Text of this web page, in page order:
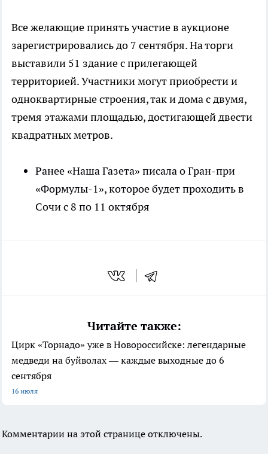
Все желающие принять участие в аукционе
зарегистрировались до 7 сентября. На торги
выставили 51 здание с прилегающей
территорией. Участники могут приобрести и
одноквартирные строения, так и дома с двумя,
тремя этажами площадью, достигающей двести
квадратных метров.
Ранее «Наша Газета» писала о Гран-при
«Формулы-1», которое будет проходить в
Сочи с 8 по 11 октября
Читайте также:
Цирк «Торнадо» уже в Новороссийске: легендарные
медведи на буйволах — каждые выходные до 6
сентября
16 июля
Комментарии на этой странице отключены.